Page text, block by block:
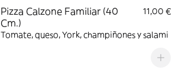
Pizza Calzone Familiar (40
Cm.)
11,00 €
Tomate, queso, York, champiñones y salami